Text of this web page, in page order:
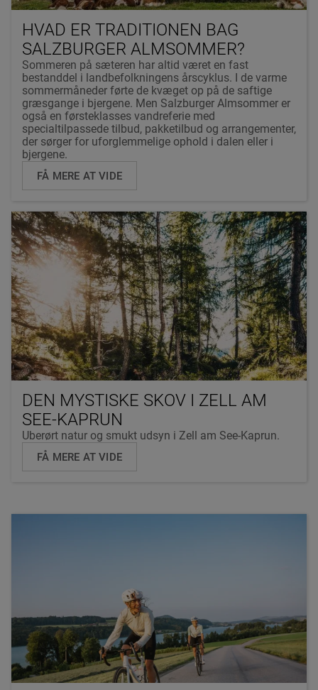
HVAD ER TRADITIONEN BAG
SALZBURGER ALMSOMMER?
Sommeren på sæteren har altid været en fast
bestanddel i landbefolkningens årscyklus. I de varme
sommermåneder førte de kvæget op på de saftige
græsgange i bjergene. Men Salzburger Almsommer er
også en førsteklasses vandreferie med
specialtilpassede tilbud, pakketilbud og arrangementer,
der sørger for uforglemmelige ophold i dalen eller i
bjergene.
FÅ MERE AT VIDE
DEN MYSTISKE SKOV I ZELL AM
SEE-KAPRUN
Uberørt natur og smukt udsyn i Zell am See-Kaprun.
FÅ MERE AT VIDE